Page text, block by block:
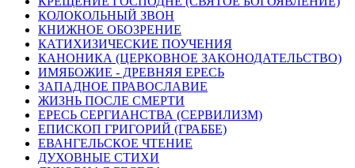
КОЛОКОЛЬНЫЙ ЗВОН
КНИЖНОЕ ОБОЗРЕНИЕ
КАТИХИЗИЧЕСКИЕ ПОУЧЕНИЯ
КАНОНИКА (ЦЕРКОВНОЕ ЗАКОНОДАТЕЛЬСТВО)
ИМЯБОЖИЕ - ДРЕВНЯЯ ЕРЕСЬ
ЗАПАДНОЕ ПРАВОСЛАВИЕ
ЖИЗНЬ ПОСЛЕ СМЕРТИ
ЕРЕСЬ СЕРГИАНСТВА (СЕРВИЛИЗМ)
ЕПИСКОП ГРИГОРИЙ (ГРАББЕ)
ЕВАНГЕЛЬСКОЕ ЧТЕНИЕ
ДУХОВНЫЕ СТИХИ